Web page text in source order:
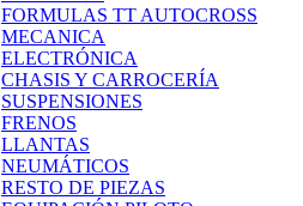
FORMULAS TT AUTOCROSS
MECANICA
ELECTRÓNICA
CHASIS Y CARROCERÍA
SUSPENSIONES
FRENOS
LLANTAS
NEUMÁTICOS
RESTO DE PIEZAS